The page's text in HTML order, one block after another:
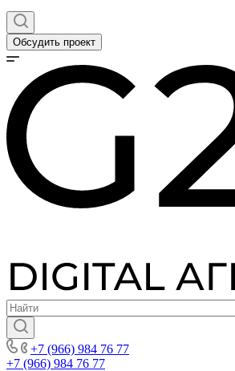
Обсудить проект
+7 (966) 984 76 77
+7 (966) 984 76 77